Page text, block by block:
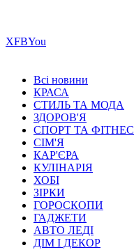
ХFBYou
Всі новини
КРАСА
СТИЛЬ ТА МОДА
ЗДОРОВ'Я
СПОРТ ТА ФІТНЕС
СІМ'Я
КАР'ЄРА
КУЛІНАРІЯ
ХОБІ
ЗІРКИ
ГОРОСКОПИ
ГАДЖЕТИ
АВТО ЛЕДІ
ДІМ І ДЕКОР